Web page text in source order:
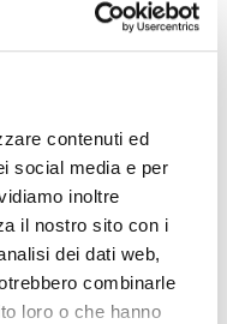
contenuti ed
social media e per
inoltre
il nostro sito con i
dei dati web,
combinarle
loro o che hanno
en Treviso.